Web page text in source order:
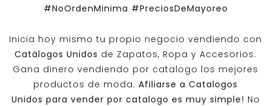
#NoOrdenMinima #PreciosDeMayoreo
Inicia hoy mismo tu propio negocio vendiendo con
Catálogos Unidos de Zapatos, Ropa y Accesorios.
Gana dinero vendiendo por catalogo los mejores
productos de moda. Afiliarse a Catalogos
Unidos para vender por catalogo es muy simple! No